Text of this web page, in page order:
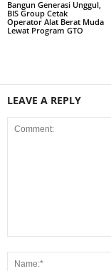
Bangun Generasi Unggul,
BIS Group Cetak
Operator Alat Berat Muda
Lewat Program GTO
LEAVE A REPLY